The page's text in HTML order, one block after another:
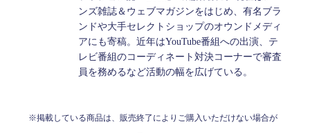
ンズ雑誌＆ウェブマガジンをはじめ、有名ブラ
ンドや大手セレクトショップのオウンドメディ
アにも寄稿。近年はYouTube番組への出演、テ
レビ番組のコーディネート対決コーナーで審査
員を務めるなど活動の幅を広げている。
※掲載している商品は、販売終了によりご購入いただけない場合が